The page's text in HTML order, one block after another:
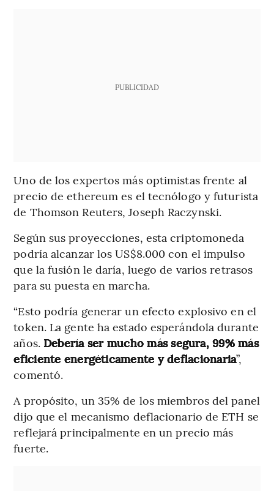
PUBLICIDAD
Uno de los expertos más optimistas frente al
precio de ethereum es el tecnólogo y futurista
de Thomson Reuters, Joseph Raczynski.
Según sus proyecciones, esta criptomoneda
podría alcanzar los US$8.000 con el impulso
que la fusión le daría, luego de varios retrasos
para su puesta en marcha.
“Esto podría generar un efecto explosivo en el
token. La gente ha estado esperándola durante
años. Debería ser mucho más segura, 99% más
eficiente energéticamente y deflacionaria”,
comentó.
A propósito, un 35% de los miembros del panel
dijo que el mecanismo deflacionario de ETH se
reflejará principalmente en un precio más
fuerte.